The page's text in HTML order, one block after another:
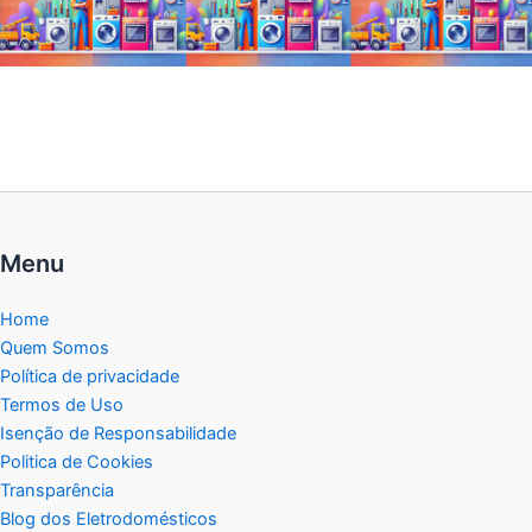
Menu
Home
Quem Somos
Política de privacidade
Termos de Uso
Isenção de Responsabilidade
Politica de Cookies
Transparência
Blog dos Eletrodomésticos